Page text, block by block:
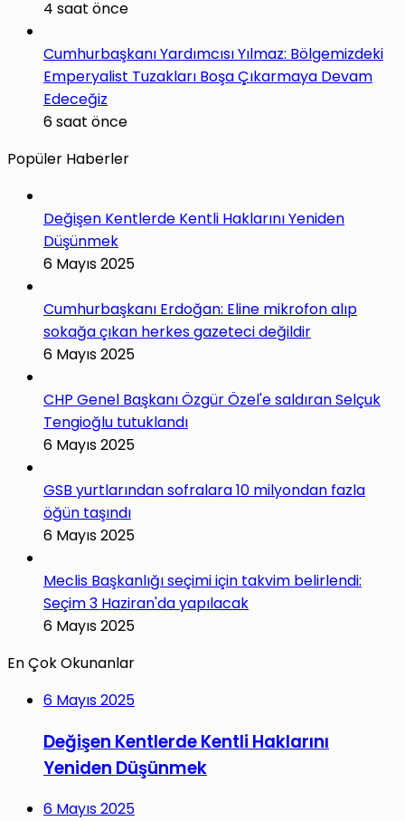
4 saat önce
Cumhurbaşkanı Yardımcısı Yılmaz: Bölgemizdeki
Emperyalist Tuzakları Boşa Çıkarmaya Devam
Edeceğiz
6 saat önce
Popüler Haberler
Değişen Kentlerde Kentli Haklarını Yeniden
Düşünmek
6 Mayıs 2025
Cumhurbaşkanı Erdoğan: Eline mikrofon alıp
sokağa çıkan herkes gazeteci değildir
6 Mayıs 2025
CHP Genel Başkanı Özgür Özel'e saldıran Selçuk
Tengioğlu tutuklandı
6 Mayıs 2025
GSB yurtlarından sofralara 10 milyondan fazla
öğün taşındı
6 Mayıs 2025
Meclis Başkanlığı seçimi için takvim belirlendi:
Seçim 3 Haziran'da yapılacak
6 Mayıs 2025
En Çok Okunanlar
6 Mayıs 2025
Değişen Kentlerde Kentli Haklarını
Yeniden Düşünmek
6 Mayıs 2025